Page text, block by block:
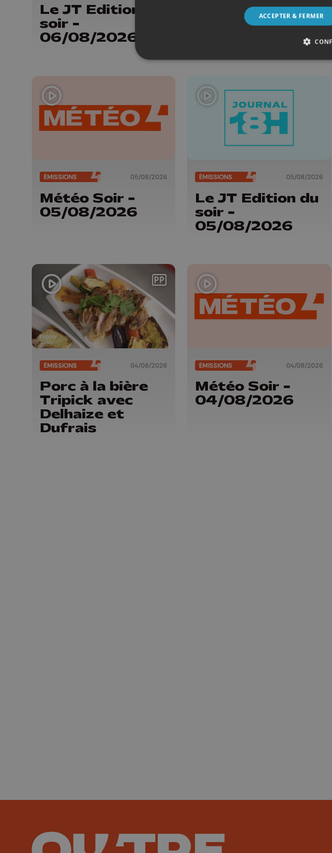
Le JT Edition du
soir -
06/08/2026
Météo Edition
de la mi-journée
- 06/08/2026
ÉMISSIONS 05/08/2026
Météo Soir -
05/08/2026
ÉMISSIONS 05/08/2026
Le JT Edition du
soir -
05/08/2026
ÉMISSIONS 04/08/2026
Porc à la bière
Tripick avec
Delhaize et
Dufrais
ÉMISSIONS 04/08/2026
Météo Soir -
04/08/2026
ACCEPTER & FERMER